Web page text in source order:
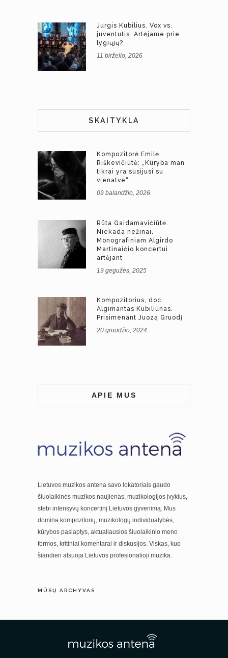
Jurgis Kubilius. Vox vs.
juventutis. Artėjame prie
lygiųjų?
11 birželio, 2026
SKAITYKLA
Kompozitorė Emilė
Riškevičiūtė: „Kūryba man
tikrai yra susijusi su
vienatve“
09 balandžio, 2026
Rūta Gaidamavičiūtė.
Niekada nežinai.
Monografiniam Algirdo
Martinaičio koncertui
artėjant
19 gegužės, 2025
Kompozitorius, doc.
Algimantas Kubiliūnas.
Prisimenant Juozą Gruodį
20 gruodžio, 2024
APIE MUS
Lietuvos muzikos antena savo lokatoriais gaudo
šiuolaikinės muzikos naujienas, muzikologijos įvykius,
stebi intensyvų koncertinį Lietuvos gyvenimą. Mus
domina kompozitorių, muzikologų individualybės,
kūrybos paslaptys, aktualiausios šiuolaikinio meno
formos, kritiniai komentarai ir diskusijos. Viskas, kuo
šiandien alsuoja Lietuvos profesionalioji muzika.
MŪSŲ ARCHYVAS